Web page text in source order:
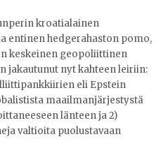
kroatialainen
entinen hedgerahaston pomo,
keskeinen geopoliittinen
jakautunut nyt kahteen leiriin:
eli Epstein
maailmanjärjestystä
länteen ja 2)
valtioita puolustavaan